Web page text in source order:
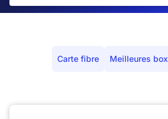
Carte fibre Meilleures box